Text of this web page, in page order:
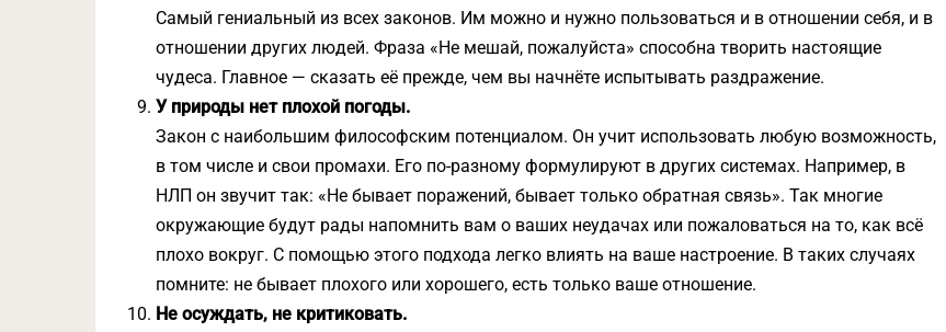
Самый гениальный из всех законов. Им можно и нужно пользоваться и в отношении себя, и в
отношении других людей. Фраза «Не мешай, пожалуйста» способна творить настоящие
чудеса. Главное — сказать её прежде, чем вы начнёте испытывать раздражение.
У природы нет плохой погоды.
Закон с наибольшим философским потенциалом. Он учит использовать любую возможность,
в том числе и свои промахи. Его по-разному формулируют в других системах. Например, в
НЛП он звучит так: «Не бывает поражений, бывает только обратная связь». Так многие
окружающие будут рады напомнить вам о ваших неудачах или пожаловаться на то, как всё
плохо вокруг. С помощью этого подхода легко влиять на ваше настроение. В таких случаях
помните: не бывает плохого или хорошего, есть только ваше отношение.
Не осуждать, не критиковать.